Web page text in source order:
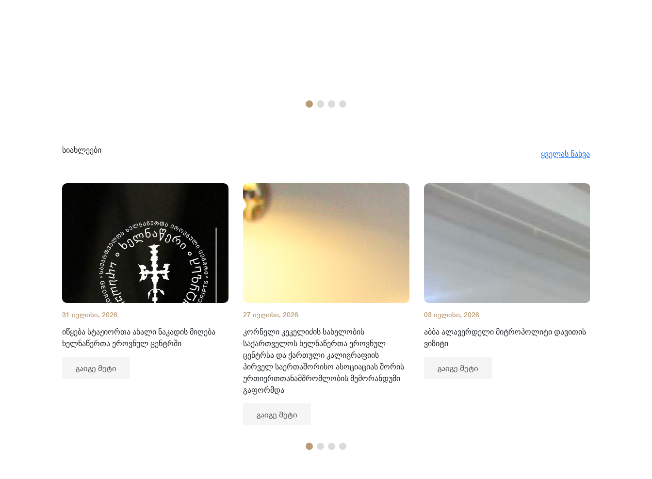
სიახლეები ყველას ნახვა
31 ივლისი, 2026
იწყება სტაჟიორთა ახალი ნაკადის მიღება
ხელნაწერთა ეროვნულ ცენტრში
გაიგე მეტი
27 ივლისი, 2026
კორნელი კეკელიძის სახელობის
საქართველოს ხელნაწერთა ეროვნულ
ცენტრსა და ქართული კალიგრაფიის
პირველ საერთაშორისო ასოციაციას შორის
ურთიერთთანამშრომლობის მემორანდუმი
გაფორმდა
გაიგე მეტი
03 ივლისი, 2026
აბბა ალავერდელი მიტროპოლიტი დავითის
ვიზიტი
გაიგე მეტი